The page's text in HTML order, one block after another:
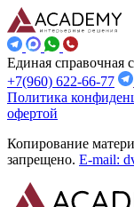
Единая справочная
+7(960) 622-66-77
Политика
офертой
Копирование
запрещено. E-mail: